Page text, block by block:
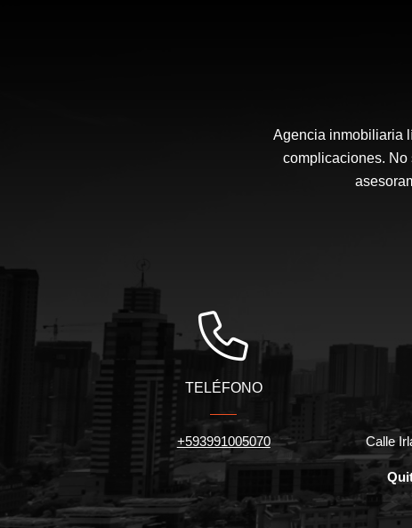
Agencia inmobiliaria
complicaciones. No
TELÉFONO
+593991005070
Calle